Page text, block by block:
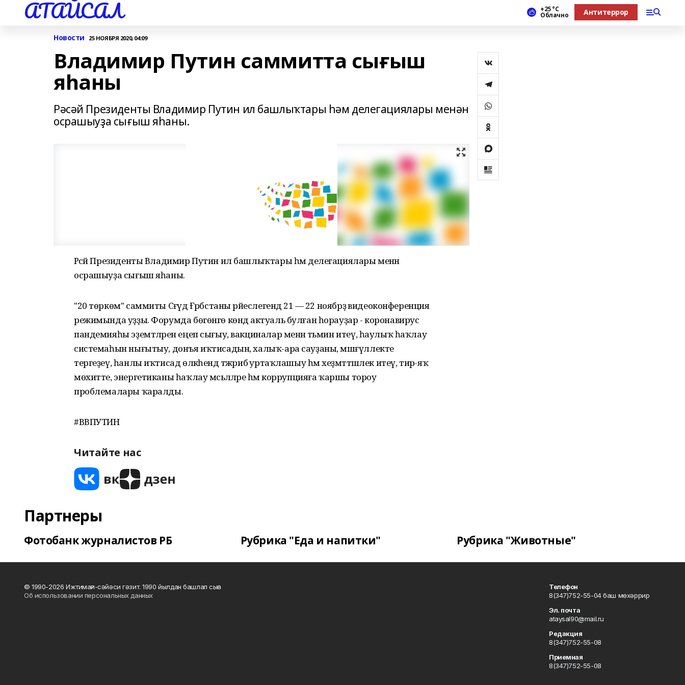
АТАЙСАЛ +25 °С
Облачно Антитеррор
Новости 25 НОЯБРЯ 2020, 04:09
Владимир Путин саммитта сығыш
яһаны
Рәсәй Президенты Владимир Путин ил башлыҡтары һәм делегациялары менән
осрашыуҙа сығыш яһаны.
Рәсәй Президенты Владимир Путин ил башлыҡтары һәм делегациялары менән
осрашыуҙа сығыш яһаны.
"20 төркөм" саммиты Сәғүд Ғәрәбстаны рәйеслегендә 21 — 22 ноябрҙә видеоконференция
режимында уҙҙы. Форумда бөгөнгө көндә актуаль булған һорауҙар - коронавирус
пандемияһы эҙемтәләрен еңеп сығыу, вакциналар менән тәьмин итеү, һаулыҡ һаҡлау
системаһын нығытыу, донъя иҡтисадын, халыҡ-ара сауҙаны, мәшғүллекте
тергеҙеү, һанлы иҡтисад өлкәһендә тәжрибә уртаҡлашыу һәм хеҙмәттәшлек итеү, тирә-яҡ
мөхитте, энергетиканы һаҡлау мәсьәләләре һәм коррупцияға ҡаршы тороу
проблемалары ҡаралды.
#ВВПУТИН
Читайте нас
Партнеры
Фотобанк журналистов РБ Рубрика "Еда и напитки" Рубрика "Животные"
© 1990-2026 Ижтимағи-сәйәси гәзит. 1990 йылдан башлап сыға
Об использовании персональных данных
Телефон
8(347)752-55-04 баш мөхәррир
Эл. почта
ataysal90@mail.ru
Редакция
8(347)752-55-08
Приемная
8(347)752-55-08